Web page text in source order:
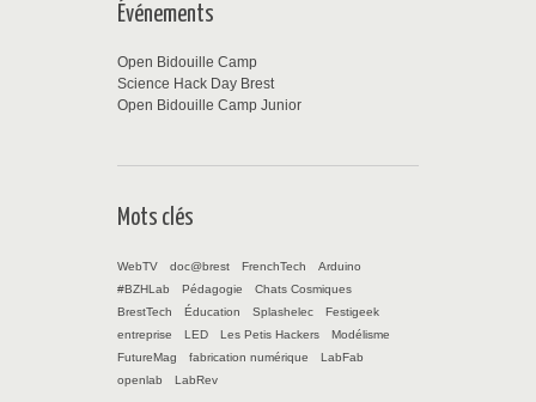
Événements
Open Bidouille Camp
Science Hack Day Brest
Open Bidouille Camp Junior
Mots clés
WebTV doc@brest FrenchTech
Arduino
#BZHLab
Pédagogie
Chats Cosmiques
BrestTech
Éducation Splashelec
Festigeek
entreprise
LED Les Petis Hackers
Modélisme
FutureMag
fabrication numérique
LabFab
openlab
LabRev